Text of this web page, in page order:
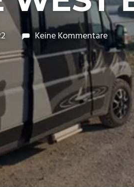
Micha
2022_Ferien,Reisen
Keine Kommentare